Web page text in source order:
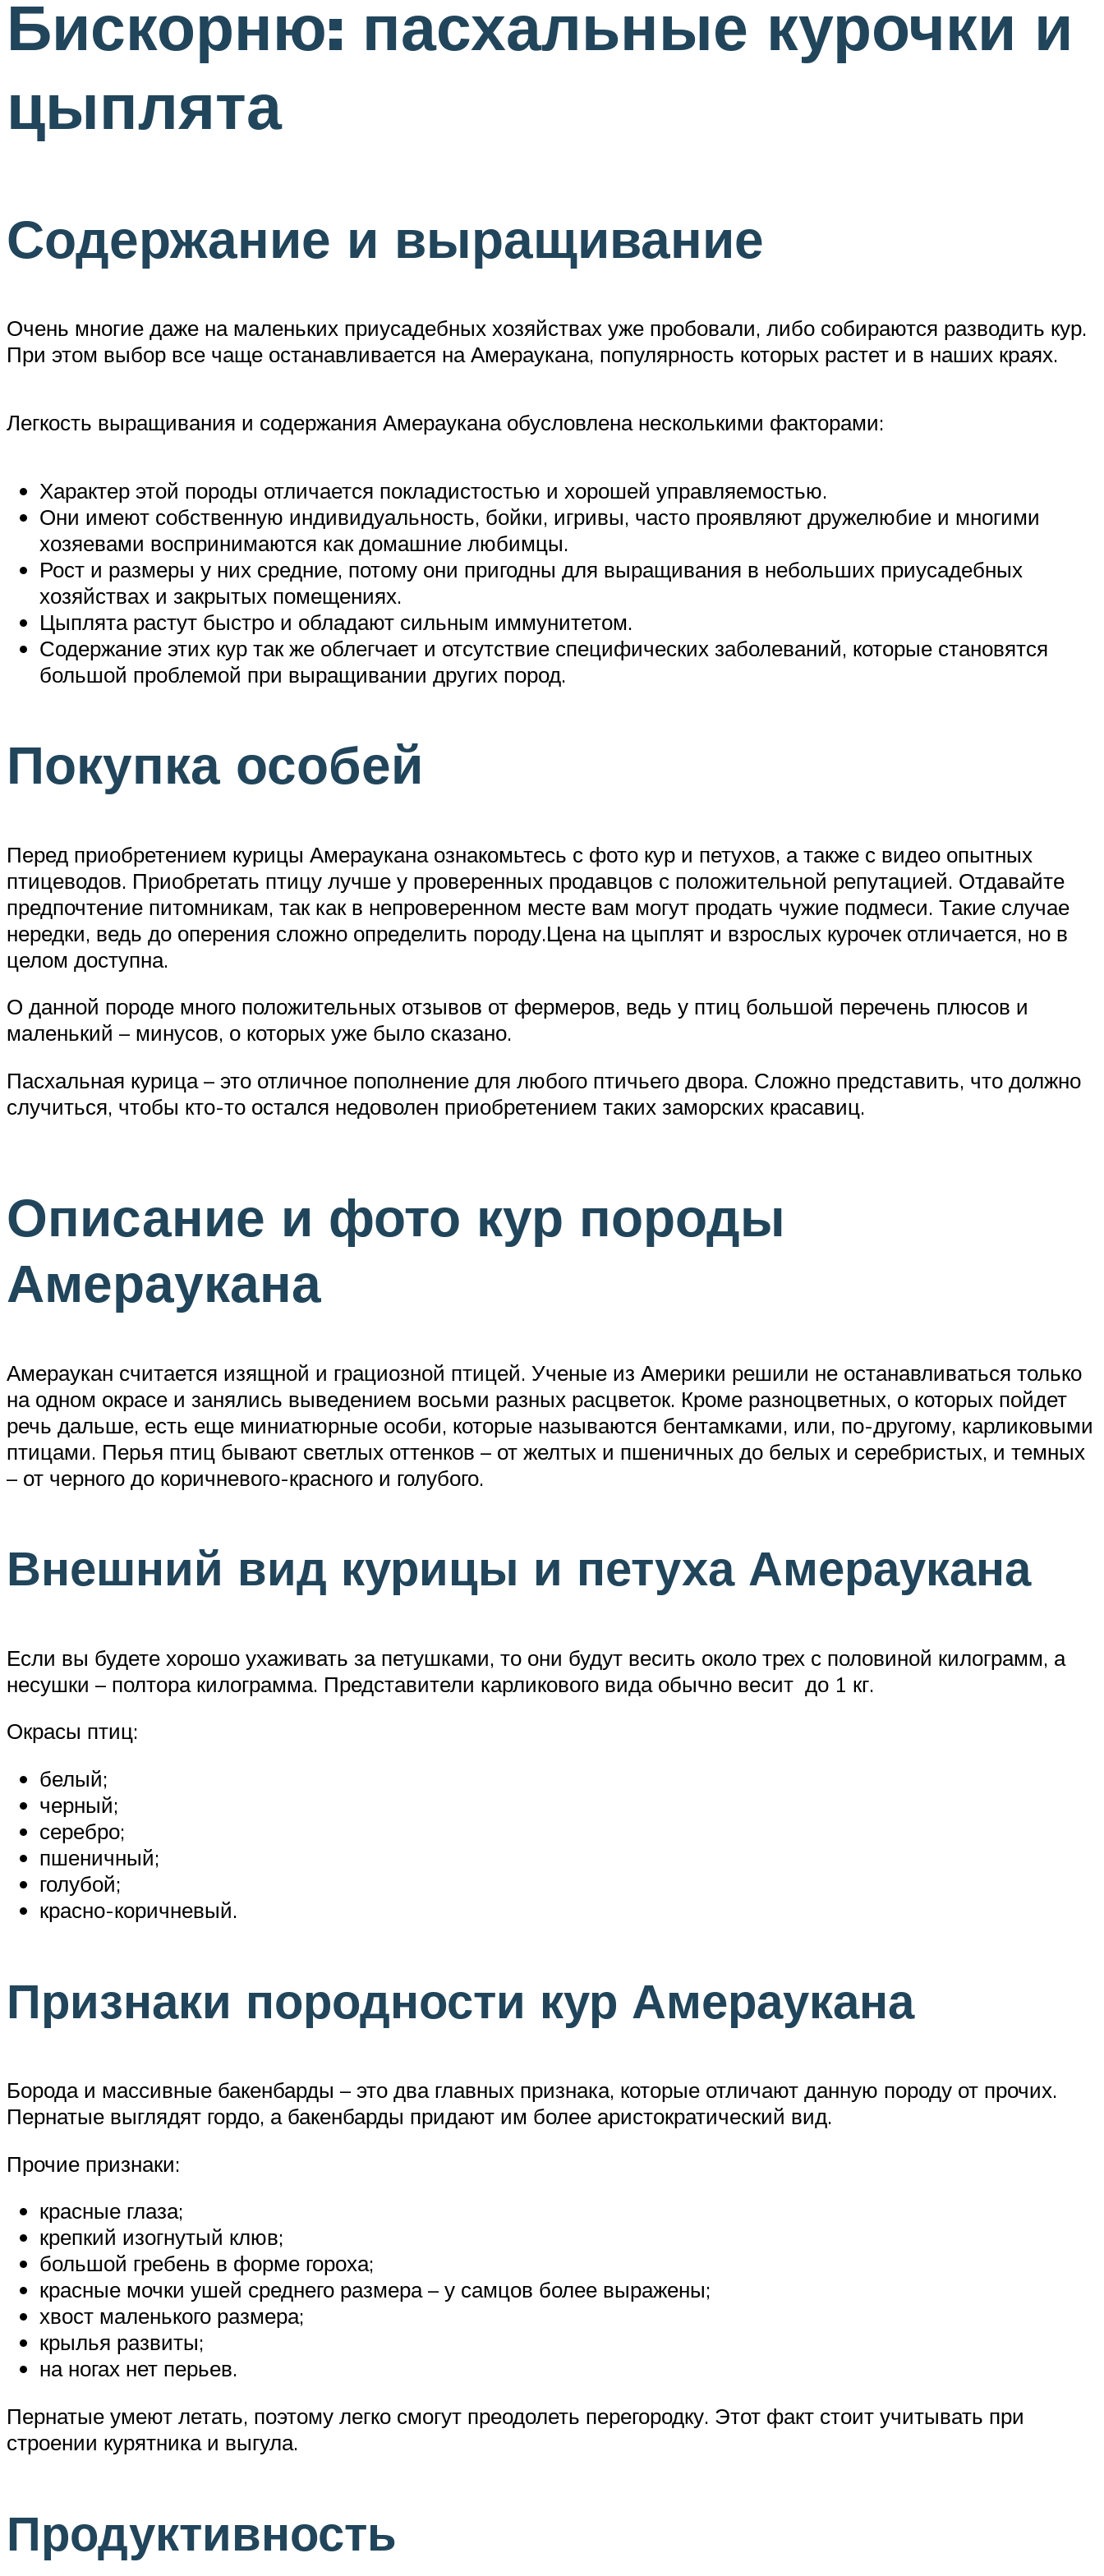
Бискорню: пасхальные курочки и
цыплята
Содержание и выращивание
Очень многие даже на маленьких приусадебных хозяйствах уже пробовали, либо собираются разводить кур.
При этом выбор все чаще останавливается на Амераукана, популярность которых растет и в наших краях.
Легкость выращивания и содержания Амераукана обусловлена несколькими факторами:
Характер этой породы отличается покладистостью и хорошей управляемостью.
Они имеют собственную индивидуальность, бойки, игривы, часто проявляют дружелюбие и многими
хозяевами воспринимаются как домашние любимцы.
Рост и размеры у них средние, потому они пригодны для выращивания в небольших приусадебных
хозяйствах и закрытых помещениях.
Цыплята растут быстро и обладают сильным иммунитетом.
Содержание этих кур так же облегчает и отсутствие специфических заболеваний, которые становятся
большой проблемой при выращивании других пород.
Покупка особей
Перед приобретением курицы Амераукана ознакомьтесь с фото кур и петухов, а также с видео опытных
птицеводов. Приобретать птицу лучше у проверенных продавцов с положительной репутацией. Отдавайте
предпочтение питомникам, так как в непроверенном месте вам могут продать чужие подмеси. Такие случае
нередки, ведь до оперения сложно определить породу.Цена на цыплят и взрослых курочек отличается, но в
целом доступна.
О данной породе много положительных отзывов от фермеров, ведь у птиц большой перечень плюсов и
маленький – минусов, о которых уже было сказано.
Пасхальная курица – это отличное пополнение для любого птичьего двора. Сложно представить, что должно
случиться, чтобы кто-то остался недоволен приобретением таких заморских красавиц.
Описание и фото кур породы
Амераукана
Амераукан считается изящной и грациозной птицей. Ученые из Америки решили не останавливаться только
на одном окрасе и занялись выведением восьми разных расцветок. Кроме разноцветных, о которых пойдет
речь дальше, есть еще миниатюрные особи, которые называются бентамками, или, по-другому, карликовыми
птицами. Перья птиц бывают светлых оттенков – от желтых и пшеничных до белых и серебристых, и темных
– от черного до коричневого-красного и голубого.
Внешний вид курицы и петуха Амераукана
Если вы будете хорошо ухаживать за петушками, то они будут весить около трех с половиной килограмм, а
несушки – полтора килограмма. Представители карликового вида обычно весит до 1 кг.
Окрасы птиц:
белый;
черный;
серебро;
пшеничный;
голубой;
красно-коричневый.
Признаки породности кур Амераукана
Борода и массивные бакенбарды – это два главных признака, которые отличают данную породу от прочих.
Пернатые выглядят гордо, а бакенбарды придают им более аристократический вид.
Прочие признаки:
красные глаза;
крепкий изогнутый клюв;
большой гребень в форме гороха;
красные мочки ушей среднего размера – у самцов более выражены;
хвост маленького размера;
крылья развиты;
на ногах нет перьев.
Пернатые умеют летать, поэтому легко смогут преодолеть перегородку. Этот факт стоит учитывать при
строении курятника и выгула.
Продуктивность